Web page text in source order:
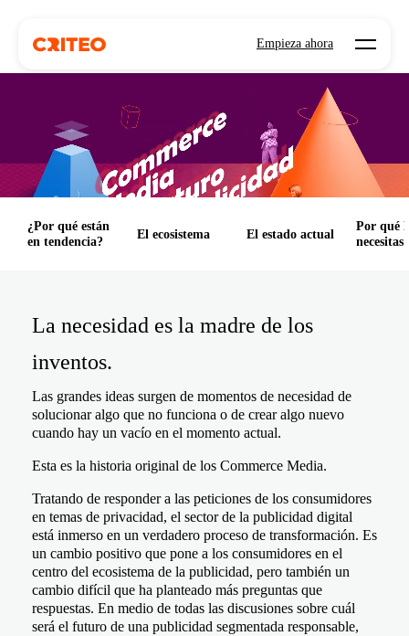
Empieza ahora Open
¿Por qué están
en tendencia?
El ecosistema El estado actual
Por qué
necesitas
La necesidad es la madre de los
inventos.
Las grandes ideas surgen de momentos de necesidad de
solucionar algo que no funciona o de crear algo nuevo
cuando hay un vacío en el momento actual.
Esta es la historia original de los Commerce Media.
Tratando de responder a las peticiones de los consumidores
en temas de privacidad, el sector de la publicidad digital
está inmerso en un verdadero proceso de transformación. Es
un cambio positivo que pone a los consumidores en el
centro del ecosistema de la publicidad, pero también un
cambio difícil que ha planteado más preguntas que
respuestas. En medio de todas las discusiones sobre cuál
será el futuro de una publicidad segmentada responsable,